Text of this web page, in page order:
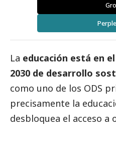
La educación está en
2030 de desarrollo
como uno de los ODS
precisamente la
desbloquea el acceso a